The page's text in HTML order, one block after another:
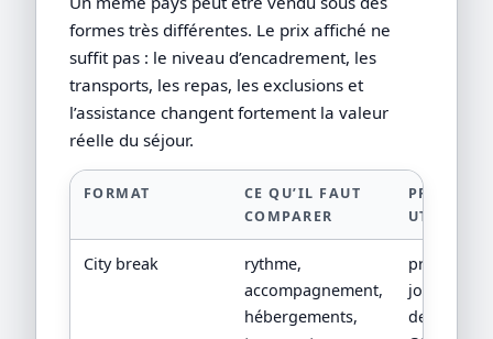
formes très différentes. Le prix affiché ne
suffit pas : le niveau d’encadrement, les
transports, les repas, les exclusions et
l’assistance changent fortement la valeur
réelle du séjour.
FORMAT
CE QU’IL FAUT
COMPARER
PREUVE
UTILE
City break
rythme,
accompagnement,
hébergements,
jour par
devis